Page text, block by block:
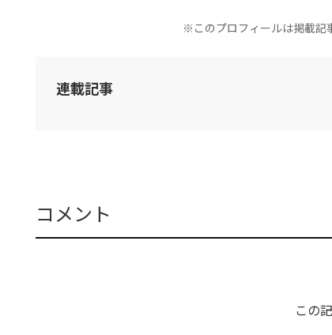
※このプロフィールは掲載記
連載記事
コメント
この